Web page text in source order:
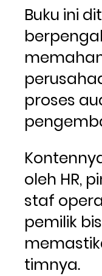
Buku ini
proses
oleh HR,
staf
pemilik
timnya.